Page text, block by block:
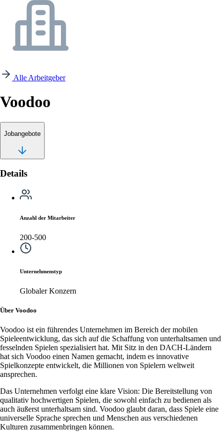
Alle Arbeitgeber
Voodoo
Jobangebote
Details
Anzahl der Mitarbeiter
200-500
Unternehmenstyp
Globaler Konzern
Über Voodoo
Voodoo ist ein führendes Unternehmen im Bereich der mobilen
Spieleentwicklung, das sich auf die Schaffung von unterhaltsamen und
fesselnden Spielen spezialisiert hat. Mit Sitz in den DACH-Ländern
hat sich Voodoo einen Namen gemacht, indem es innovative
Spielkonzepte entwickelt, die Millionen von Spielern weltweit
ansprechen.
Das Unternehmen verfolgt eine klare Vision: Die Bereitstellung von
qualitativ hochwertigen Spielen, die sowohl einfach zu bedienen als
auch äußerst unterhaltsam sind. Voodoo glaubt daran, dass Spiele eine
universelle Sprache sprechen und Menschen aus verschiedenen
Kulturen zusammenbringen können.